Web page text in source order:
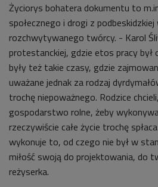
Życiorys bohatera dokumentu to
społecznego i drogi z
rozchwytywanego twórcy. - Karol
protestanckiej, gdzie etos pracy był
były też takie czasy, gdzie
uważane jednak za rodzaj
trochę niepoważnego. Rodzice
gospodarstwo rolne, żeby
rzeczywiście całe życie trochę
wykonuje to, od czego nie był w
miłość swoją do projektowania, do
reżyserka.